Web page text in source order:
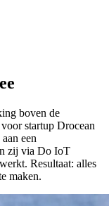
boven de
startup Drocean
een
zij via Do IoT
Resultaat: alles
maken.